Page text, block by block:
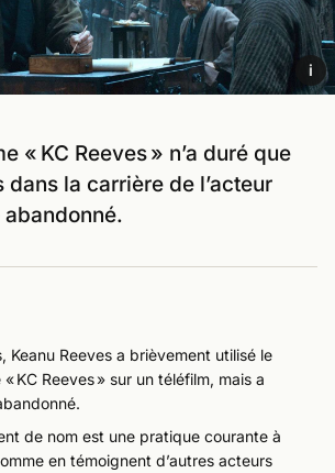
i
« KC Reeves » n’a duré que
dans la carrière de l’acteur
Keanu Reeves a brièvement utilisé le
KC Reeves » sur un téléfilm, mais a
de nom est une pratique courante à
en témoignent d’autres acteurs